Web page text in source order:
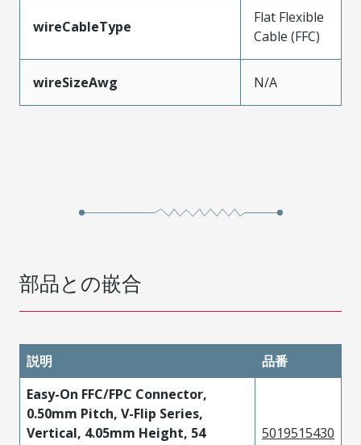
wireCableType
Flat Flexible
Cable (FFC)
wireSizeAwg N/A
部品との嵌合
説明
品番
Easy-On FFC/FPC Connector,
0.50mm Pitch, V-Flip Series,
Vertical, 4.05mm Height, 54
5019515430